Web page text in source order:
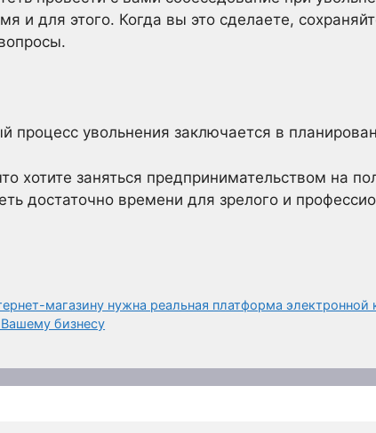
и для этого. Когда вы это сделаете,
процесс увольнения заключается в
хотите заняться предпринимательством на
достаточно времени для зрелого и
магазину нужна реальная платформа
бизнесу